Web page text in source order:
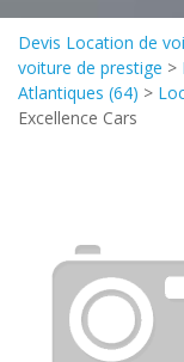
Devis Location de
voiture de prestige >
Atlantiques (64) >
Excellence Cars